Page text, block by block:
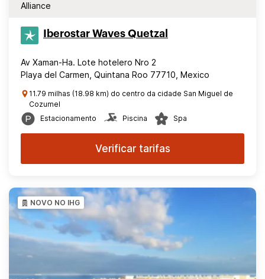
Alliance
Iberostar Waves Quetzal
Av Xaman-Ha. Lote hotelero Nro 2
Playa del Carmen, Quintana Roo 77710, Mexico
11.79 milhas (18.98 km) do centro da cidade San Miguel de
Cozumel
Estacionamento
Piscina Spa
Verificar tarifas
NOVO NO IHG